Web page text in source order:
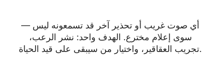
— أي صوت غريب أو تحذير آخر قد تسمعونه ليس
سوى إعلام مخترع. الهدف واحد: نشر الرعب،
تجريب العقاقير، واختيار من سيبقى على قيد الحياة.